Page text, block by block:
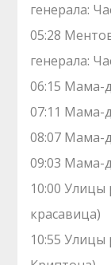
генерала:
05:28
генерала:
06:15 Мама-
07:11 Мама-
08:07 Мама-
09:03 Мама-
10:00 Улицы
красавица)
10:55